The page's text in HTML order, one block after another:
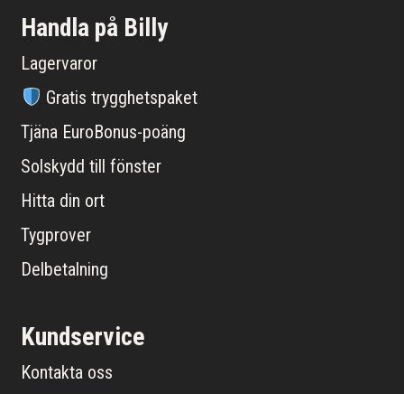
Handla på Billy
Lagervaror
Gratis trygghetspaket
Tjäna EuroBonus-poäng
Solskydd till fönster
Hitta din ort
Tygprover
Delbetalning
Kundservice
Kontakta oss